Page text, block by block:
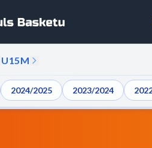
U15M
2024/2025 2023/2024
Preferences
Cookies
are essential for the website to